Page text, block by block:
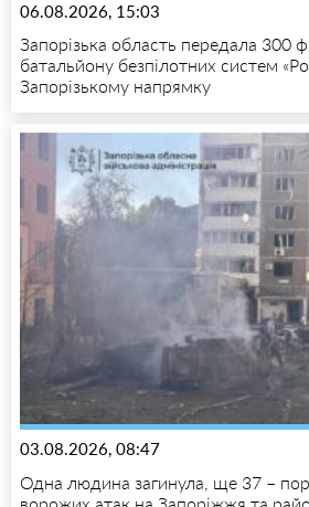
06.08.2026, 15:03
Запорізька область передала 300
батальйону безпілотних систем
Запорізькому напрямку
03.08.2026, 08:47
Одна людина загинула, ще 37 –